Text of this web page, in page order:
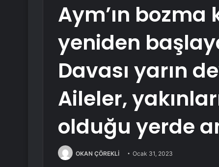
Aym’ın bozma
yeniden
Davası yarın
Aileler,
olduğu yerde
OKAN ÇÖREKLİ Ocak 31, 2023